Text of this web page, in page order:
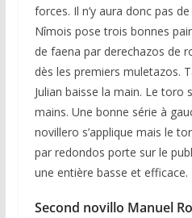
forces. Il n’y aura donc pas
Nîmois pose trois bonnes
de faena par derechazos de
dès les premiers muletazos.
Julian baisse la main. Le toro
mains. Une bonne série à
novillero s’applique mais le
par redondos porte sur le
une entière basse et
Second novillo Manuel